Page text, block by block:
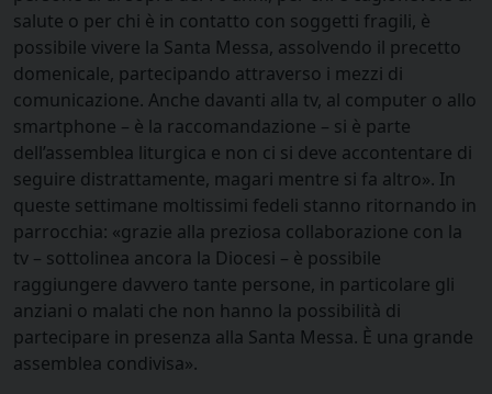
salute o per chi è in contatto con soggetti fragili, è
possibile vivere la Santa Messa, assolvendo il precetto
domenicale, partecipando attraverso i mezzi di
comunicazione. Anche davanti alla tv, al computer o allo
smartphone – è la raccomandazione – si è parte
dell’assemblea liturgica e non ci si deve accontentare di
seguire distrattamente, magari mentre si fa altro». In
queste settimane moltissimi fedeli stanno ritornando in
parrocchia: «grazie alla preziosa collaborazione con la
tv – sottolinea ancora la Diocesi – è possibile
raggiungere davvero tante persone, in particolare gli
anziani o malati che non hanno la possibilità di
partecipare in presenza alla Santa Messa. È una grande
assemblea condivisa».